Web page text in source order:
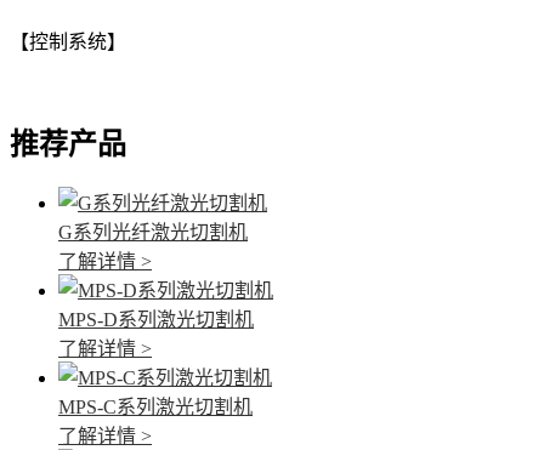
【控制系统】
推荐产品
G系列光纤激光切割机
了解详情 >
MPS-D系列激光切割机
了解详情 >
MPS-C系列激光切割机
了解详情 >